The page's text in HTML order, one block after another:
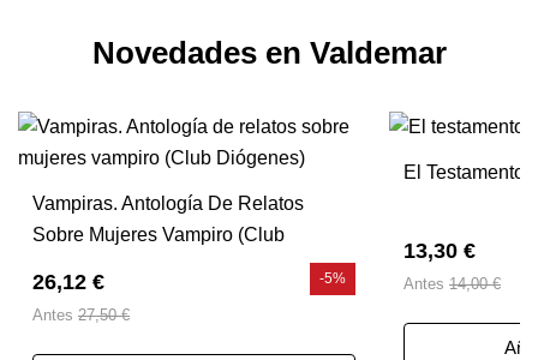
Novedades en Valdemar
Vampiras. Antología De Relatos
Sobre Mujeres Vampiro (Club
26,12 €
Antes 27,50 €
-5%
El Testamento
13,30 €
Antes 14,00 €